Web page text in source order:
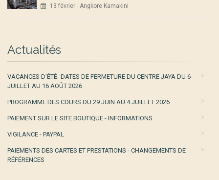
13 février - Angkore Kamakini
Actualités
VACANCES D’ÉTÉ- DATES DE FERMETURE DU CENTRE JAYA DU 6
JUILLET AU 16 AOÛT 2026
PROGRAMME DES COURS DU 29 JUIN AU 4 JUILLET 2026
PAIEMENT SUR LE SITE BOUTIQUE - INFORMATIONS
VIGILANCE - PAYPAL
PAIEMENTS DES CARTES ET PRESTATIONS - CHANGEMENTS DE
RÉFÉRENCES